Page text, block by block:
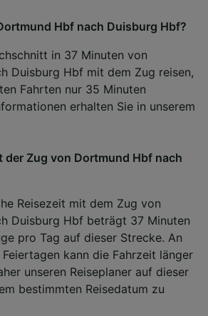
Hbf nach Duisburg Hbf?
in 37 Minuten von
Duisburg Hbf mit dem Zug reisen,
Fahrten nur 35 Minuten
erhalten Sie in unserem
der Zug von Dortmund Hbf nach
Reisezeit mit dem Zug von
Duisburg Hbf beträgt 37 Minuten
pro Tag auf dieser Strecke. An
kann die Fahrzeit länger
unseren Reiseplaner auf dieser
bestimmten Reisedatum zu